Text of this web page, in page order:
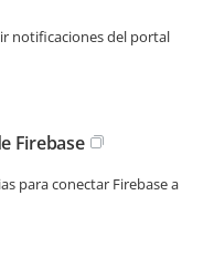
notificaciones del portal
Firebase
para conectar Firebase a